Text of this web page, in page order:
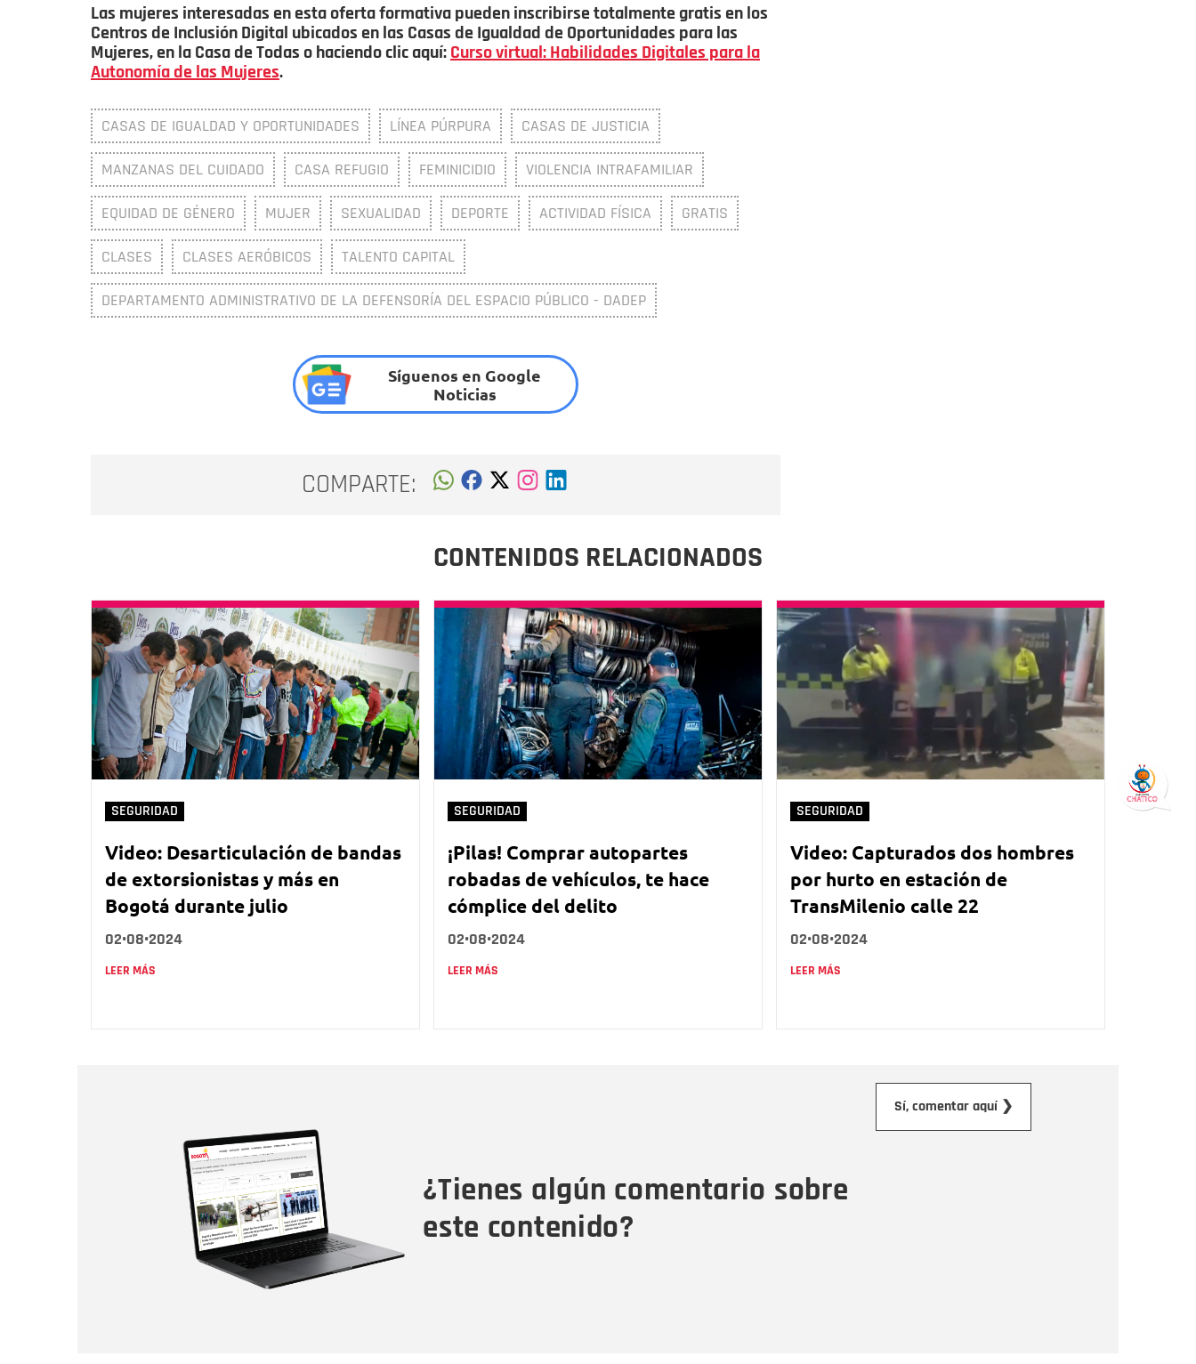
Las mujeres interesadas en esta oferta formativa pueden inscribirse totalmente gratis en los
Centros de Inclusión Digital ubicados en las Casas de Igualdad de Oportunidades para las
Mujeres, en la Casa de Todas o haciendo clic aquí:Curso virtual: Habilidades Digitales para la
Autonomía de las Mujeres.
CASAS DE IGUALDAD Y OPORTUNIDADES LÍNEA PÚRPURA CASAS DE JUSTICIA
MANZANAS DEL CUIDADO CASA REFUGIO FEMINICIDIO VIOLENCIA INTRAFAMILIAR
EQUIDAD DE GÉNERO MUJER SEXUALIDAD DEPORTE ACTIVIDAD FÍSICA GRATIS
CLASES CLASES AERÓBICOS TALENTO CAPITAL
DEPARTAMENTO ADMINISTRATIVO DE LA DEFENSORÍA DEL ESPACIO PÚBLICO - DADEP
Síguenos en Google
Noticias
COMPARTE:
CONTENIDOS RELACIONADOS
SEGURIDAD
Video: Desarticulación de bandas
de extorsionistas y más en
Bogotá durante julio
02•08•2024
LEER MÁS
SEGURIDAD
¡Pilas! Comprar autopartes
robadas de vehículos, te hace
cómplice del delito
02•08•2024
LEER MÁS
SEGURIDAD
Video: Capturados dos hombres
por hurto en estación de
TransMilenio calle 22
02•08•2024
LEER MÁS
¿Tienes algún comentario sobre
este contenido?
Sí, comentar aquí ❯